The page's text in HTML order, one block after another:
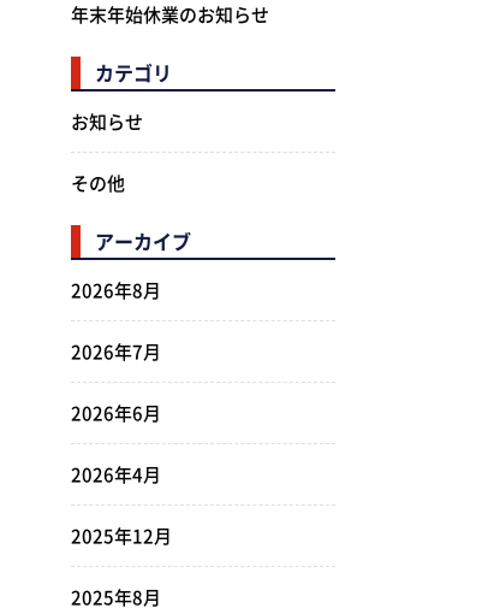
年末年始休業のお知らせ
カテゴリ
お知らせ
その他
アーカイブ
2026年8月
2026年7月
2026年6月
2026年4月
2025年12月
2025年8月